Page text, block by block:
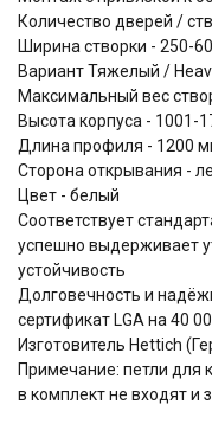
Количество дверей /
Ширина створки - 250-
Вариант Тяжелый /
Максимальный вес
Высота корпуса - 1001-
Длина профиля - 1200
Сторона открывания -
Цвет - белый
Соответствует
успешно выдерживает
устойчивость
Долговечность и
сертификат LGA на 40
Изготовитель Hettich
Примечание: петли для
в комплект не входят и